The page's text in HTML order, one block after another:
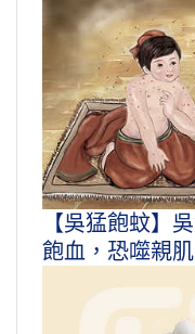
【吳猛飽蚊】
飽血，恐噬親肌